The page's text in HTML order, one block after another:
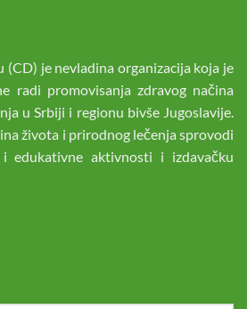
(CD) je nevladina organizacija koja je
radi promovisanja zdravog načina
u Srbiji i regionu bivše Jugoslavije.
života i prirodnog lečenja sprovodi
edukativne aktivnosti i izdavačku